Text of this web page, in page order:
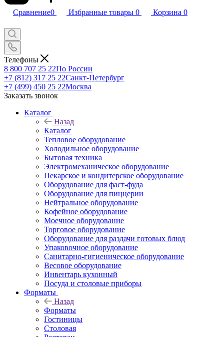
Сравнение0 Избранные товары 0 Корзина 0
Телефоны
8 800 707 25 22По России
+7 (812) 317 25 22Санкт-Петербург
+7 (499) 450 25 22Москва
Заказать звонок
Каталог
Назад
Каталог
Тепловое оборудование
Холодильное оборудование
Бытовая техника
Электромеханическое оборудование
Пекарское и кондитерское оборудование
Оборудование для фаст-фуда
Оборудование для пиццерии
Нейтральное оборудование
Кофейное оборудование
Моечное оборудование
Торговое оборудование
Оборудование для раздачи готовых блюд
Упаковочное оборудование
Санитарно-гигиеническое оборудование
Весовое оборудование
Инвентарь кухонный
Посуда и столовые приборы
Форматы
Назад
Форматы
Гостиницы
Столовая